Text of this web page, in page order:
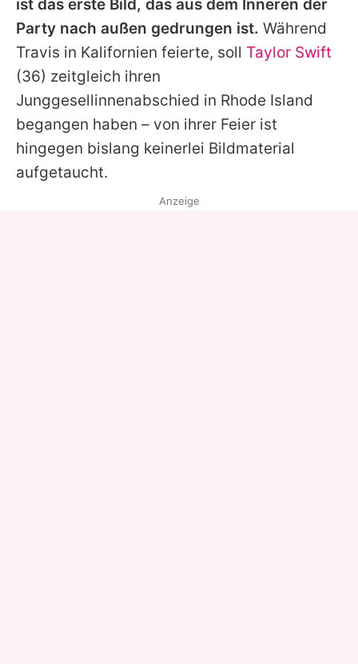
ist das erste Bild, das aus dem Inneren der
Party nach außen gedrungen ist. Während
Travis in Kalifornien feierte, soll Taylor Swift
(36) zeitgleich ihren
Junggesellinnenabschied in Rhode Island
begangen haben – von ihrer Feier ist
hingegen bislang keinerlei Bildmaterial
aufgetaucht.
Anzeige